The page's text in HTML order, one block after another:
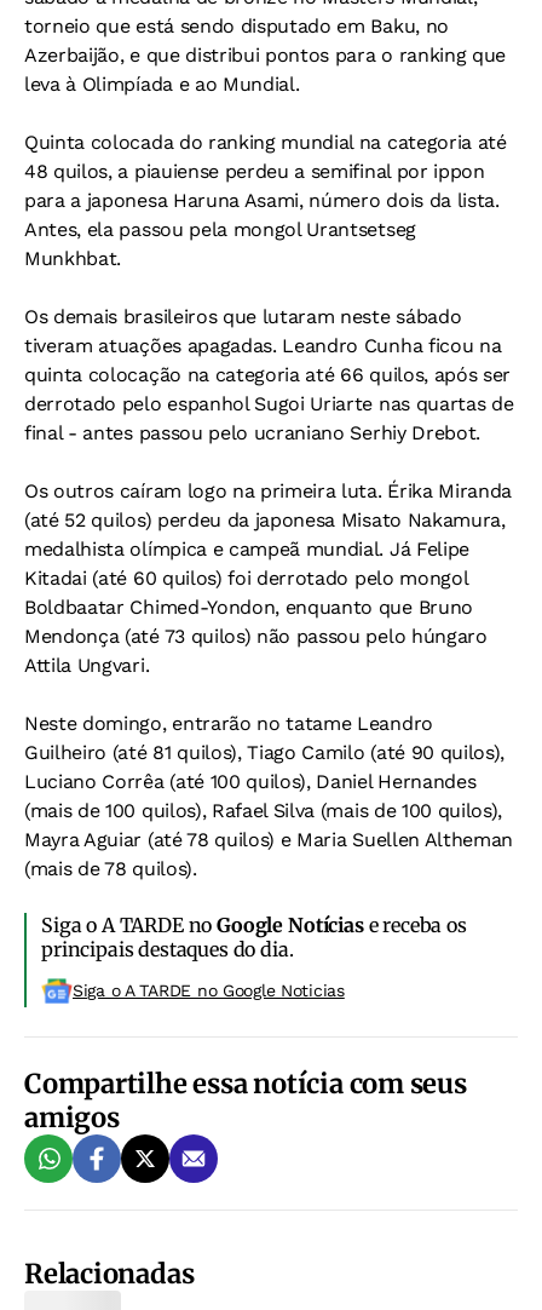
torneio que está sendo disputado em Baku, no
Azerbaijão, e que distribui pontos para o ranking que
leva à Olimpíada e ao Mundial.
Quinta colocada do ranking mundial na categoria até
48 quilos, a piauiense perdeu a semifinal por ippon
para a japonesa Haruna Asami, número dois da lista.
Antes, ela passou pela mongol Urantsetseg
Munkhbat.
Os demais brasileiros que lutaram neste sábado
tiveram atuações apagadas. Leandro Cunha ficou na
quinta colocação na categoria até 66 quilos, após ser
derrotado pelo espanhol Sugoi Uriarte nas quartas de
final - antes passou pelo ucraniano Serhiy Drebot.
Os outros caíram logo na primeira luta. Érika Miranda
(até 52 quilos) perdeu da japonesa Misato Nakamura,
medalhista olímpica e campeã mundial. Já Felipe
Kitadai (até 60 quilos) foi derrotado pelo mongol
Boldbaatar Chimed-Yondon, enquanto que Bruno
Mendonça (até 73 quilos) não passou pelo húngaro
Attila Ungvari.
Neste domingo, entrarão no tatame Leandro
Guilheiro (até 81 quilos), Tiago Camilo (até 90 quilos),
Luciano Corrêa (até 100 quilos), Daniel Hernandes
(mais de 100 quilos), Rafael Silva (mais de 100 quilos),
Mayra Aguiar (até 78 quilos) e Maria Suellen Altheman
(mais de 78 quilos).
Siga o A TARDE noGoogle Notíciase receba os
principais destaques do dia.
Siga o A TARDE no Google Noticias
Compartilhe essa notícia com seus
amigos
Relacionadas